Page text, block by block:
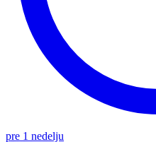
pre 1 nedelju